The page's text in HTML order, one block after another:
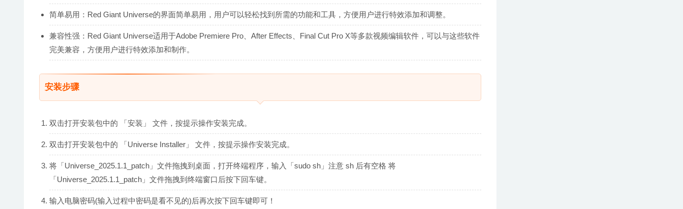
简单易用：Red Giant Universe的界面简单易用，用户可以轻松找到所需的功能和工具，方便用户进行特效添加和调整。
兼容性强：Red Giant Universe适用于Adobe Premiere Pro、After Effects、Final Cut Pro X等多款视频编辑软件，可以与这些软件
完美兼容，方便用户进行特效添加和制作。
安装步骤
双击打开安装包中的 「安装」 文件，按提示操作安装完成。
双击打开安装包中的 「Universe Installer」 文件，按提示操作安装完成。
将「Universe_2025.1.1_patch」文件拖拽到桌面，打开终端程序，输入「sudo sh」注意 sh 后有空格 将
「Universe_2025.1.1_patch」文件拖拽到终端窗口后按下回车键。
输入电脑密码(输入过程中密码是看不见的)后再次按下回车键即可！